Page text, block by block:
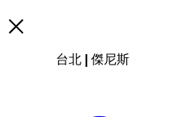
台北 | 傑尼斯